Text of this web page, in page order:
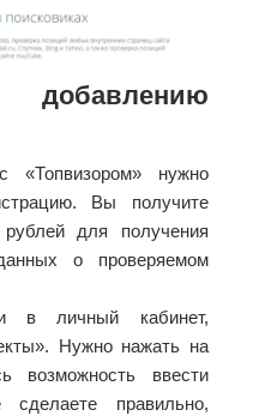
добавлению
нужно
Вы получите
для получения
о проверяемом
в личный кабинет,
Нужно нажать на
возможность ввести
правильно,